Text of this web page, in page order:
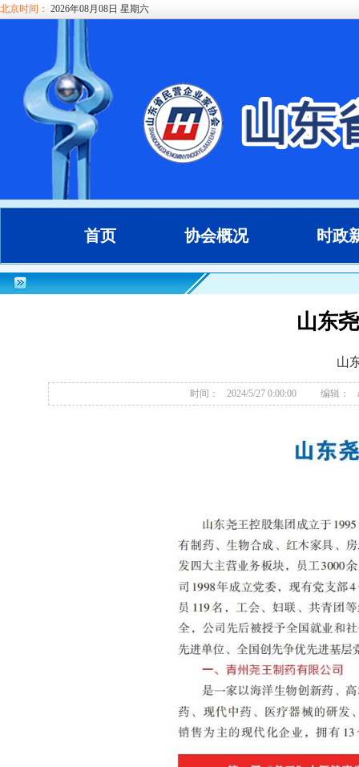
北京时间： 2026年08月08日 星期六
首页 协会概况 时政
山东
山
时间： 2024/5/27 0:00:00 编辑：